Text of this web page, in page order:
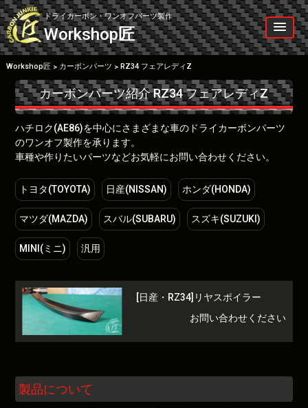
Skip
to
content
ドライカーボン・ワンオフパーツ製作
Workshop匠
Workshop匠> カーボンパーツ > RZ34 フェアレディZ
カーボンパーツ紹介RZ34 フェアレディZ
ハチロク(AE86)を中心にさまざまな車のドライカーボンパーツ
のワンオフ製作を承ります。
車種や作りたいパーツなどお気軽にお問い合わせください。
トヨタ(TOYOTA) 日産(NISSAN) ホンダ(HONDA)
マツダ(MAZDA) スバル(SUBARU) スズキ(SUZUKI)
MINI(ミニ) 汎用
[日産・RZ34]リヤスポイラー
お問い合わせください
製品について